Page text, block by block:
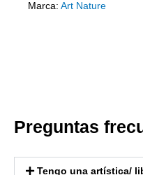
Marca: Art Nature
Preguntas
Tengo una artística/